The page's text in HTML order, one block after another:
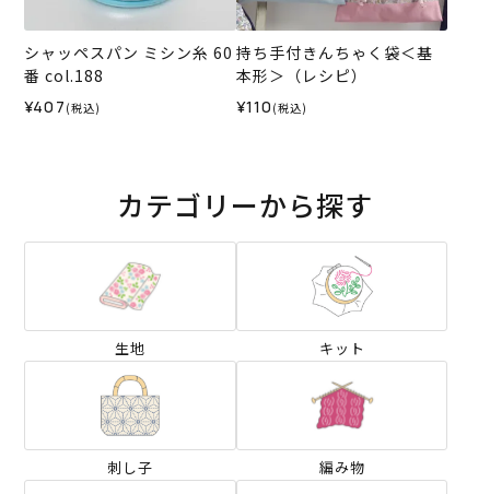
シャッペスパン ミシン糸 60
番 col.188
¥407 (税込)
持ち手付きんちゃく袋＜基
本形＞（レシピ）
¥110 (税込)
カテゴリーから探す
生地 キット
刺し子 編み物